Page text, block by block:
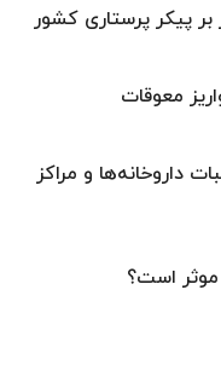
پیکر پرستاری کشور
معوقات
داروخانه‌ها و مراکز
است؟